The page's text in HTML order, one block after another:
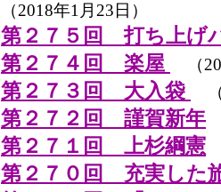
（2018年1月23日）
第２７５回 打ち上げ
第２７４回 楽屋
（
第２７３回 大入袋 （
第２７２回 謹賀新年
第２７１回 上杉綱憲
第２７０回 充実した